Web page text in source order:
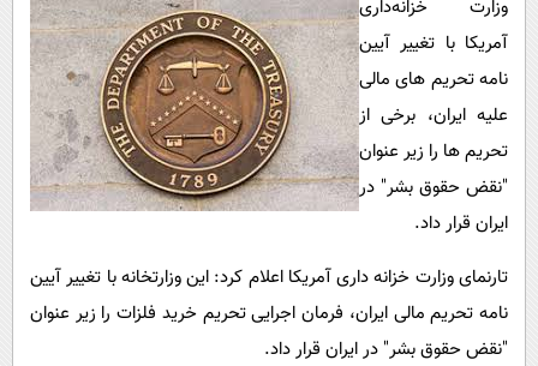
سرگرمی
فناوری
گوناگون
حوادث
محیط زیست
فرهنگی
بین الملل
روانشناسی
آشپزی
دانلود
وزارت خزانه‌داری
آمریکا با تغییر آیین
نامه تحریم های مالی
علیه ایران، برخی از
تحریم ها را زیر عنوان
"نقض حقوق بشر" در
ایران قرار داد.
تارنمای وزارت خزانه داری آمریکا اعلام کرد: این وزارتخانه با تغییر آیین
نامه تحریم مالی ایران، فرمان اجرایی تحریم خرید فلزات را زیر عنوان
"نقض حقوق بشر" در ایران قرار داد.